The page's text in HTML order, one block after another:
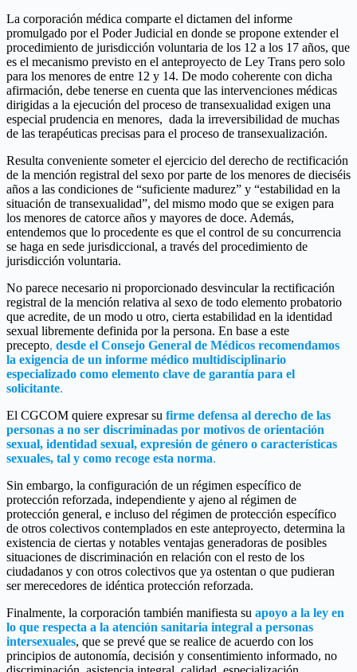
La corporación médica comparte el dictamen del informe
promulgado por el Poder Judicial en donde se propone extender el
procedimiento de jurisdicción voluntaria de los 12 a los 17 años, que
es el mecanismo previsto en el anteproyecto de Ley Trans pero solo
para los menores de entre 12 y 14. De modo coherente con dicha
afirmación, debe tenerse en cuenta que las intervenciones médicas
dirigidas a la ejecución del proceso de transexualidad exigen una
especial prudencia en menores, dada la irreversibilidad de muchas
de las terapéuticas precisas para el proceso de transexualización.
Resulta conveniente someter el ejercicio del derecho de rectificación
de la mención registral del sexo por parte de los menores de dieciséis
años a las condiciones de “suficiente madurez” y “estabilidad en la
situación de transexualidad”, del mismo modo que se exigen para
los menores de catorce años y mayores de doce. Además,
entendemos que lo procedente es que el control de su concurrencia
se haga en sede jurisdiccional, a través del procedimiento de
jurisdicción voluntaria.
No parece necesario ni proporcionado desvincular la rectificación
registral de la mención relativa al sexo de todo elemento probatorio
que acredite, de un modo u otro, cierta estabilidad en la identidad
sexual libremente definida por la persona. En base a este
precepto, desde el Consejo General de Médicos recomendamos
la exigencia de un informe médico multidisciplinario
especializado como elemento clave de garantía para el
solicitante.
El CGCOM quiere expresar su firme defensa al derecho de las
personas a no ser discriminadas por motivos de orientación
sexual, identidad sexual, expresión de género o características
sexuales, tal y como recoge esta norma.
Sin embargo, la configuración de un régimen específico de
protección reforzada, independiente y ajeno al régimen de
protección general, e incluso del régimen de protección específico
de otros colectivos contemplados en este anteproyecto, determina la
existencia de ciertas y notables ventajas generadoras de posibles
situaciones de discriminación en relación con el resto de los
ciudadanos y con otros colectivos que ya ostentan o que pudieran
ser merecedores de idéntica protección reforzada.
Finalmente, la corporación también manifiesta su apoyo a la ley en
lo que respecta a la atención sanitaria integral a personas
intersexuales, que se prevé que se realice de acuerdo con los
principios de autonomía, decisión y consentimiento informado, no